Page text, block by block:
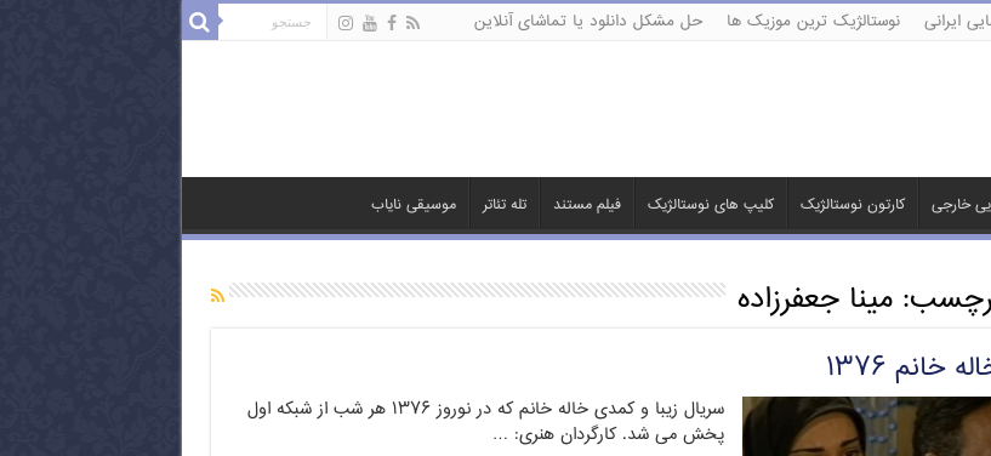
ایرانی نوستالژیک ترین موزیک ها حل مشکل دانلود یا تماشای آنلاین
خارجی کارتون نوستالژیک کلیپ های نوستالژیک فیلم مستند تله تئاتر موسیقی نایاب
برچسب:مینا جعفرزاده
خانم ۱۳۷۶
سریال زیبا و کمدی خاله خانم که در نوروز ۱۳۷۶ هر شب از شبکه اول
پخش می شد. کارگردان هنری: …